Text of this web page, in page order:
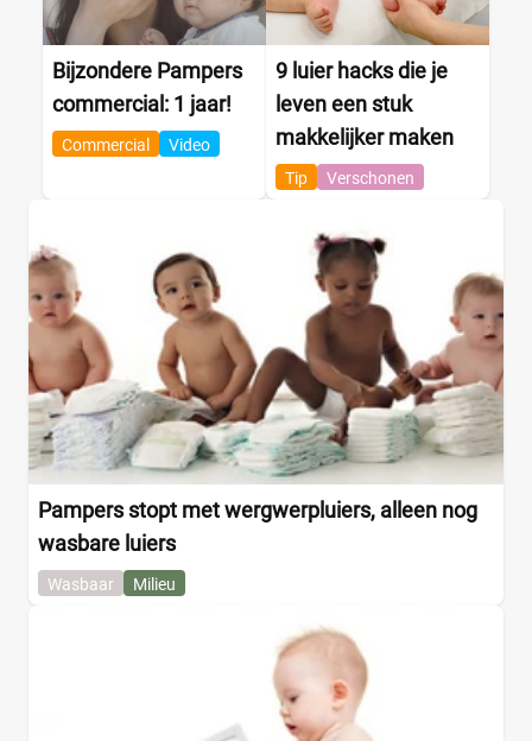
Bijzondere Pampers
commercial: 1 jaar!
Commercial Video
9 luier hacks die je
leven een stuk
makkelijker maken
Tip Verschonen
Pampers stopt met wergwerpluiers, alleen nog
wasbare luiers
Wasbaar Milieu